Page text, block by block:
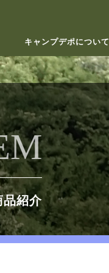
キャンプデポについて
品紹介